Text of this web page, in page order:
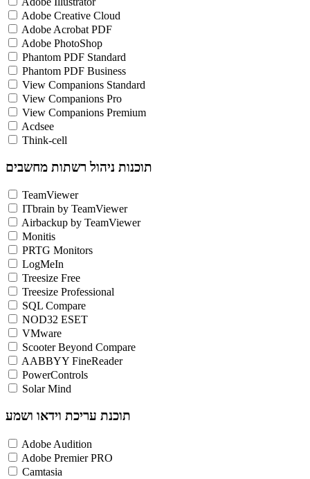
Adobe Creative Cloud
Adobe Acrobat PDF
Adobe PhotoShop
Phantom PDF Standard
Phantom PDF Business
View Companions Standard
View Companions Pro
View Companions Premium
Acdsee
Think-cell
תוכנות ניהול רשתות מחשבים
TeamViewer
ITbrain by TeamViewer
Airbackup by TeamViewer
Monitis
PRTG Monitors
LogMeIn
Treesize Free
Treesize Professional
SQL Compare
NOD32 ESET
VMware
Scooter Beyond Compare
AABBYY FineReader
PowerControls
Solar Mind
תוכנת עריכת וידאו ושמע
Adobe Audition
Adobe Premier PRO
Camtasia